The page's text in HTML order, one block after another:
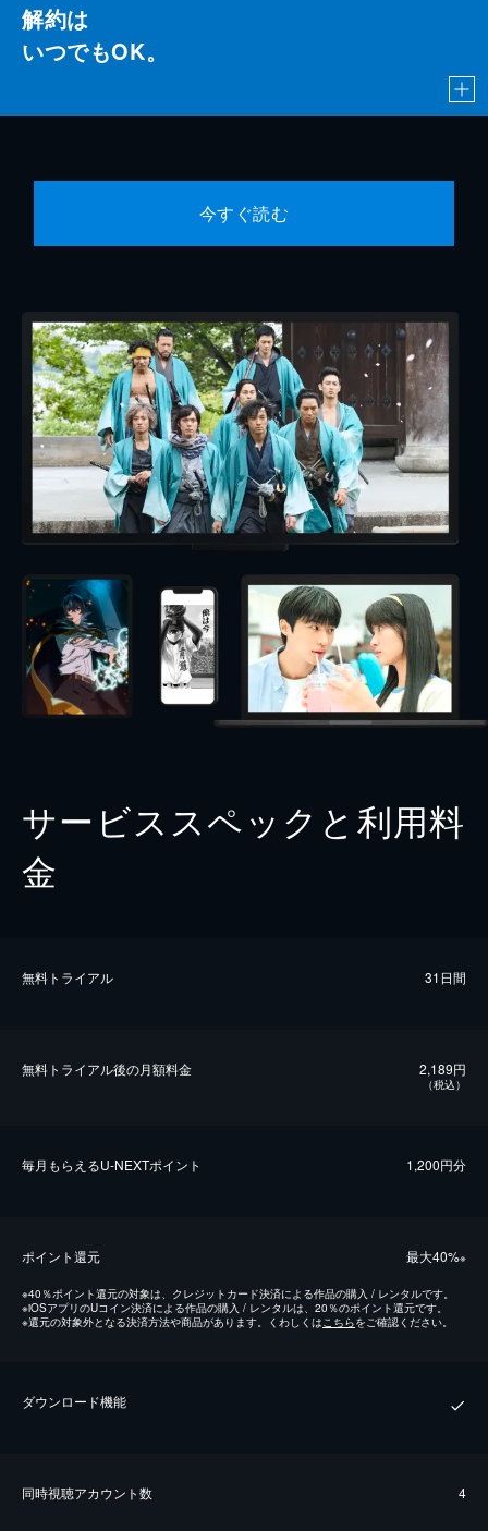
解約は
いつでもOK。
今すぐ読む
サービススペックと利用料
金
無料トライアル 31日間
無料トライアル後の⽉額料金 2,189円
（税込）
毎⽉もらえるU-NEXTポイント 1,200円分
ポイント還元 最⼤40%※
※40％ポイント還元の対象は、クレジットカード決済による作品の購入 / レンタルです。
※iOSアプリのUコイン決済による作品の購入 / レンタルは、20％のポイント還元です。
※還元の対象外となる決済方法や商品があります。くわしくはこちらをご確認ください。
ダウンロード機能
同時視聴アカウント数 4